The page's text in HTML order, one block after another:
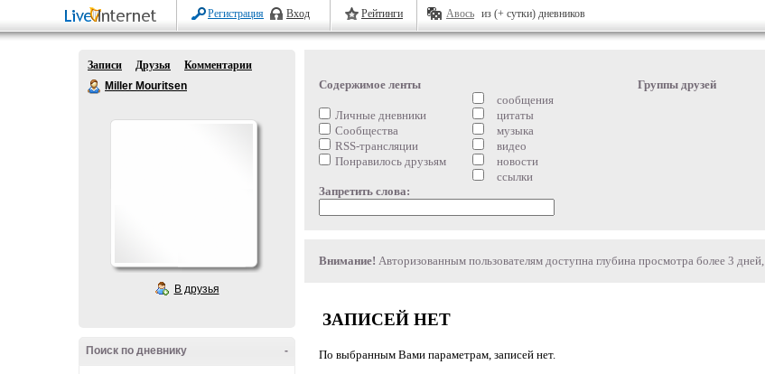
Регистрация Вход Рейтинги Авось из (+ сутки) дневников
Записи Друзья
Комментарии
Miller Mouritsen
В друзья
-
Поиск по дневнику
Содержимое ленты
Личные дневники
Сообщества
RSS-трансляции
Понравилось друзьям
сообщения
цитаты
музыка
видео
новости
ссылки
Группы друзей
Запретить слова:
Внимание! Авторизованным пользователям доступна глубина просмотра более 3 дней,
ЗАПИСЕЙ НЕТ
По выбранным Вами параметрам, записей нет.